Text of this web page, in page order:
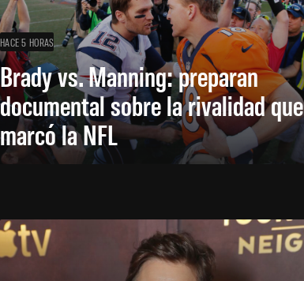
HACE 5 HORAS
Brady vs. Manning: preparan
documental sobre la rivalidad que
marcó la NFL